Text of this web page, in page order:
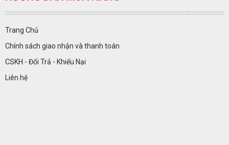
Trang Chủ
Chính sách giao nhận và thanh toán
CSKH - Đổi Trả - Khiếu Nại
Liên hệ